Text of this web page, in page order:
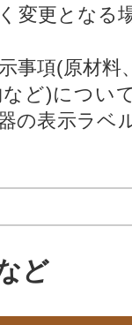
変更となる
事項(原材料
ど)につい
の表示ラベ
ど